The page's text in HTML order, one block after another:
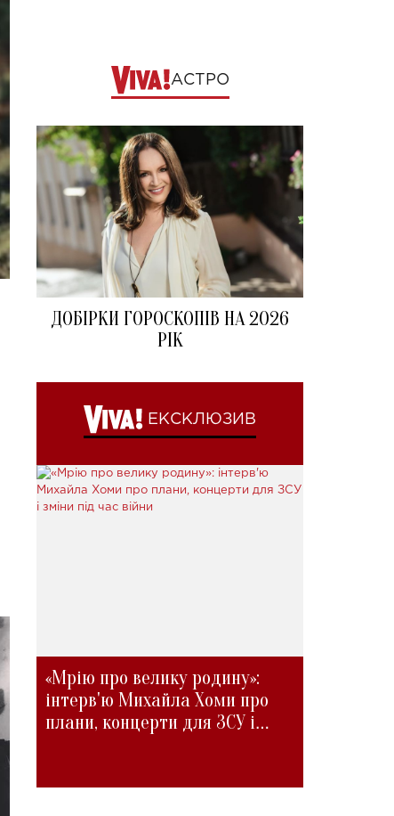
АСТРО
ДОБІРКИ ГОРОСКОПІВ НА 2026
РІК
ЕКСКЛЮЗИВ
«Мрію про велику родину»:
інтерв'ю Михайла Хоми про
плани, концерти для ЗСУ і